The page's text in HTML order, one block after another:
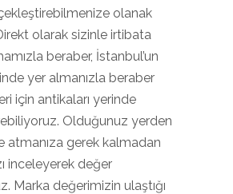
olanak
olarak sizinle irtibata
beraber, İstanbul’un
yer almanızla beraber
için antikaları yerinde
Olduğunuz yerden
atmanıza gerek kalmadan
inceleyerek değer
Marka değerimizin ulaştığı